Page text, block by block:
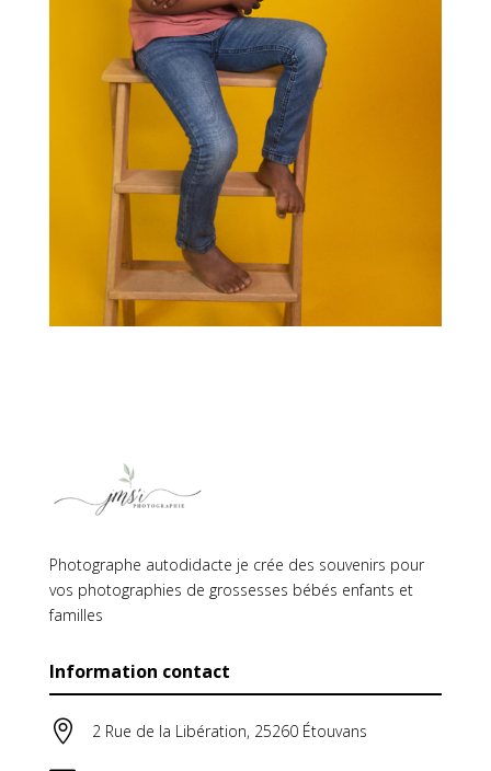
Photographe autodidacte je crée des souvenirs pour
vos photographies de grossesses bébés enfants et
familles
Information contact
 2 Rue de la Libération, 25260 Étouvans